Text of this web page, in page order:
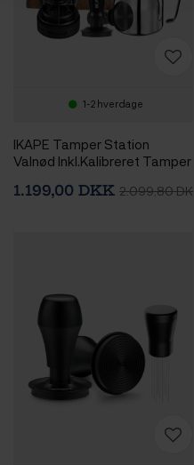
1-2 hverdage
IKAPE Tamper Station
Valnød Inkl.Kalibreret Tamper
58 mm, Roterende WDT tool
1.199,00 DKK 2.099,80 DKK